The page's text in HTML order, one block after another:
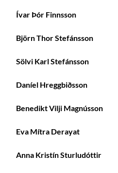
Ívar Þór Finnsson
Björn Thor Stefánsson
Sölvi Karl Stefánsson
Daníel Hreggbiðsson
Benedikt Vilji Magnússon
Eva Mítra Derayat
Anna Kristín Sturludóttir